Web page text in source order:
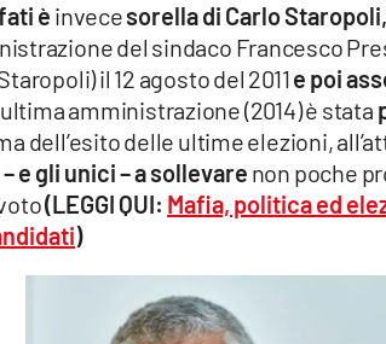
è invecesorella di Carlo
del sindaco Francesco
il 12 agosto del 2011e poi
amministrazione (2014) è stata
dell’esito delle ultime elezioni,
e gli unici – a sollevare non poche
(LEGGI QUI: Mafia, politica ed
)